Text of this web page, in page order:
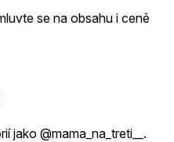
se na obsahu i ceně
jako @mama_na_treti__.